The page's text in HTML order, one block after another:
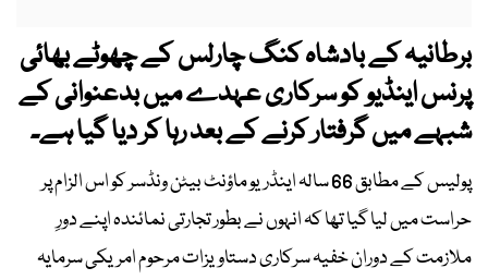
برطانیہ کے بادشاہ کنگ چارلس کے چھوٹے بھائی
پرنس اینڈیو کو سرکاری عہدے میں بدعنوانی کے
شبہے میں گرفتار کرنے کے بعد رہا کر دیا گیا ہے۔
پولیس کے مطابق 66 سالہ اینڈریو ماؤنٹ بیٹن ونڈسر کو اس الزام پر
حراست میں لیا گیا تھا کہ انہوں نے بطور تجارتی نمائندہ اپنے دورِ
ملازمت کے دوران خفیہ سرکاری دستاویزات مرحوم امریکی سرمایہ